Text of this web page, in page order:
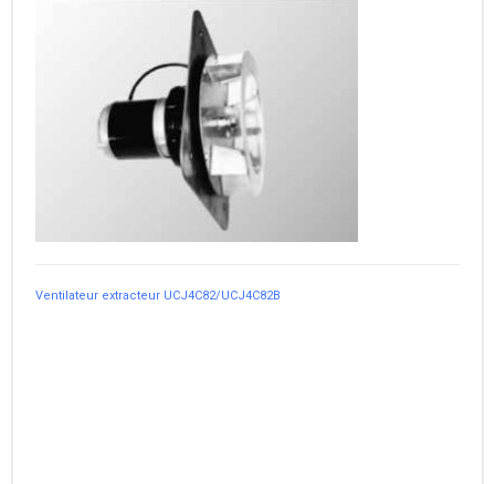
Ventilateur extracteur UCJ4C82/UCJ4C82B